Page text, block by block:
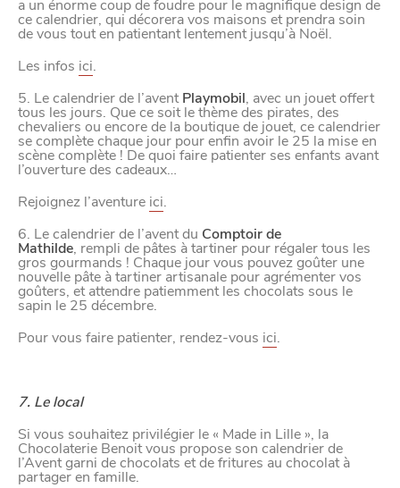
a un énorme coup de foudre pour le magnifique design de
ce calendrier, qui décorera vos maisons et prendra soin
de vous tout en patientant lentement jusqu’à Noël.
Les infos ici.
5. Le calendrier de l’aventPlaymobil, avec un jouet offert
tous les jours. Que ce soit le thème des pirates, des
chevaliers ou encore de la boutique de jouet, ce calendrier
se complète chaque jour pour enfin avoir le 25 la mise en
scène complète ! De quoi faire patienter ses enfants avant
l’ouverture des cadeaux…
Rejoignez l’aventure ici.
6. Le calendrier de l’avent du Comptoir de
Mathilde, rempli de pâtes à tartiner pour régaler tous les
gros gourmands ! Chaque jour vous pouvez goûter une
nouvelle pâte à tartiner artisanale pour agrémenter vos
goûters, et attendre patiemment les chocolats sous le
sapin le 25 décembre.
Pour vous faire patienter, rendez-vous ici.
7. Le local
Si vous souhaitez privilégier le « Made in Lille », la
Chocolaterie Benoit vous propose son calendrier de
l’Avent garni de chocolats et de fritures au chocolat à
partager en famille.
VIVRE
dans
le NORD